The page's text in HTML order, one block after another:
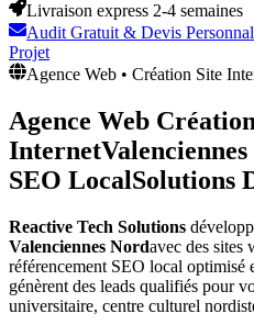
Livraison express 2-4 semaines
Audit Gratuit & Devis
Projet
Agence Web • Création Site
Agence Web
InternetValenciennes
SEO LocalSolutions
Reactive Tech Solutions
Valenciennes Nordavec des sites
référencement SEO local optimisé
génèrent des leads qualifiés pour
universitaire, centre culturel